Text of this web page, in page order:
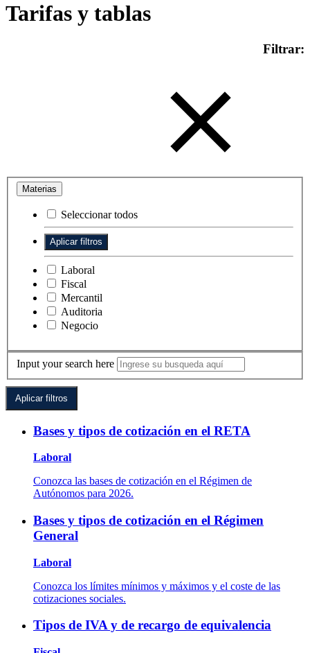
Tarifas y tablas
Filtrar:
Materias
Seleccionar todos
Laboral
Fiscal
Mercantil
Auditoria
Negocio
Input your search here
Bases y tipos de cotización en el RETA
Laboral
Conozca las bases de cotización en el Régimen de
Autónomos para 2026.
Bases y tipos de cotización en el Régimen
General
Laboral
Conozca los límites mínimos y máximos y el coste de las
cotizaciones sociales.
Tipos de IVA y de recargo de equivalencia